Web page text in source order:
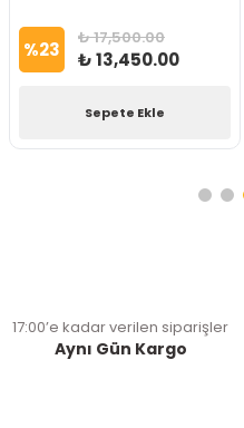
%23 ₺ 17,500.00
₺ 13,450.00
Sepete Ekle
17:00’e kadar verilen siparişler
Aynı Gün Kargo